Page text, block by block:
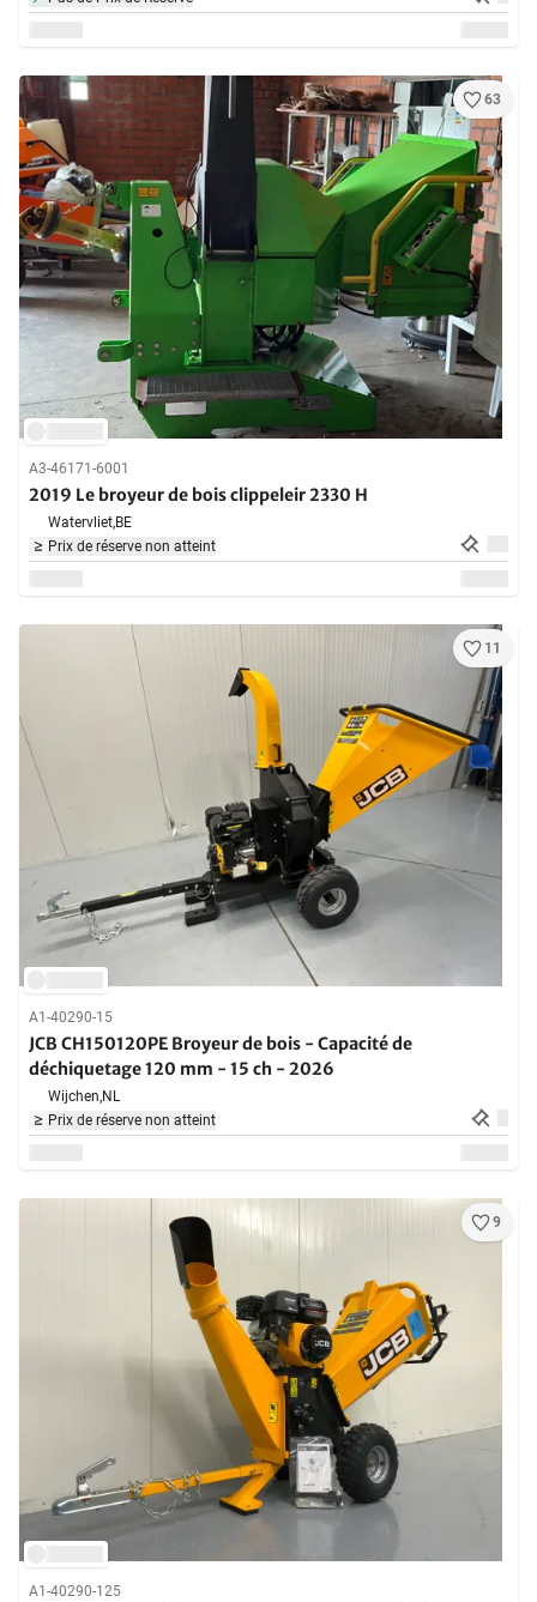
63
A3-46171-6001
2019 Le broyeur de bois clippeleir 2330 H
Watervliet,BE
Prix de réserve non atteint
11
A1-40290-15
JCB CH150120PE Broyeur de bois - Capacité de
déchiquetage 120 mm - 15 ch - 2026
Wijchen,NL
Prix de réserve non atteint
9
A1-40290-125